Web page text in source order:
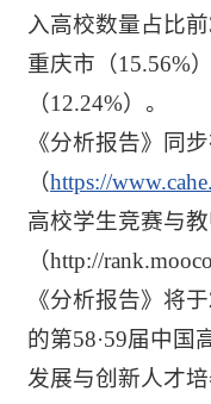
入高校数量占比
重庆市（15.56%
（12.24%）。
《分析报告》同
（https://
高校学生竞赛与
（http://
《分析报告》将
的第58·59届中国
发展与创新人才培